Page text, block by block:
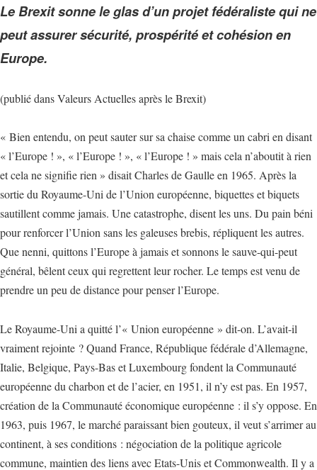
Le Brexit sonne le glas d’un projet fédéraliste qui ne
peut assurer sécurité, prospérité et cohésion en
Europe.
(publié dans Valeurs Actuelles après le Brexit)
« Bien entendu, on peut sauter sur sa chaise comme un cabri en disant
« l’Europe ! », « l’Europe ! », « l’Europe ! » mais cela n’aboutit à rien
et cela ne signifie rien » disait Charles de Gaulle en 1965. Après la
sortie du Royaume-Uni de l’Union européenne, biquettes et biquets
sautillent comme jamais. Une catastrophe, disent les uns. Du pain béni
pour renforcer l’Union sans les galeuses brebis, répliquent les autres.
Que nenni, quittons l’Europe à jamais et sonnons le sauve-qui-peut
général, bêlent ceux qui regrettent leur rocher. Le temps est venu de
prendre un peu de distance pour penser l’Europe.
Le Royaume-Uni a quitté l’« Union européenne » dit-on. L’avait-il
vraiment rejointe ? Quand France, République fédérale d’Allemagne,
Italie, Belgique, Pays-Bas et Luxembourg fondent la Communauté
européenne du charbon et de l’acier, en 1951, il n’y est pas. En 1957,
création de la Communauté économique européenne : il s’y oppose. En
1963, puis 1967, le marché paraissant bien gouteux, il veut s’arrimer au
continent, à ses conditions : négociation de la politique agricole
commune, maintien des liens avec Etats-Unis et Commonwealth. Il y a